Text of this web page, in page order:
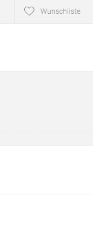
Wunschliste